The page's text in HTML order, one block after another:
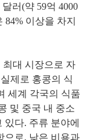
러(약 59억 4000
이상을 차지
최대 시장으로 자
제로 홍콩의 식
세계 각국의 식품
및 중국 내 중소
있다. 주류 분야에
으로, 낮은 비용과